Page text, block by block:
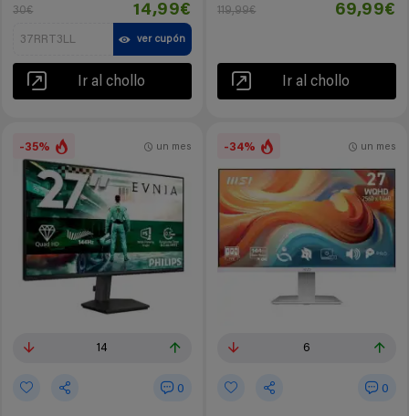
30€ 14,99€
37RRT3LL ver cupón
Ir al chollo
119,99€ 69,99€
Ir al chollo
-35%
14
0
un mes -34%
6
0
un mes